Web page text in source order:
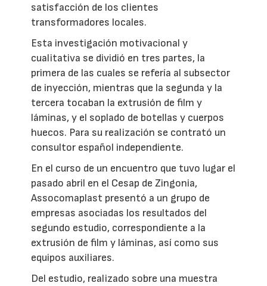
satisfacción de los clientes
transformadores locales.
Esta investigación motivacional y
cualitativa se dividió en tres partes, la
primera de las cuales se refería al subsector
de inyección, mientras que la segunda y la
tercera tocaban la extrusión de film y
láminas, y el soplado de botellas y cuerpos
huecos. Para su realización se contrató un
consultor español independiente.
En el curso de un encuentro que tuvo lugar el
pasado abril en el Cesap de Zingonia,
Assocomaplast presentó a un grupo de
empresas asociadas los resultados del
segundo estudio, correspondiente a la
extrusión de film y láminas, así como sus
equipos auxiliares.
Del estudio, realizado sobre una muestra